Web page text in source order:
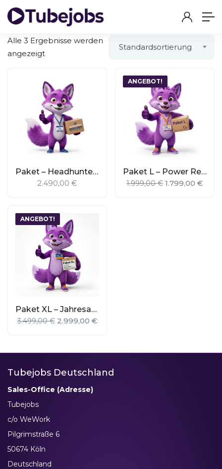
Alle 3 Ergebnisse werden
angezeigt
Standardsortierung
Paket – Headhunter Exklusiv
2.490,00 €
ANGEBOT!
Paket L – Power Recruiting
1.999,00€ 1.799,00 €
ANGEBOT!
Paket XL – Jahresanzeige
3.499,00€ 2.999,00 €
Tubejobs Deutschland
Sales-Office (Adresse)
Tubejobs
c/o WeWork
Pilgrimstraße 6
50674 Köln
Deutschland